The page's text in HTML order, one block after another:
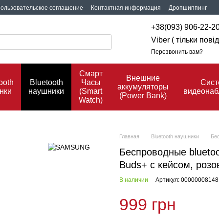
соглашение Контактная информация
Дропшиппинг
+38(093) 906-22-
Viber ( тільки
Перезвонить вам?
Bluetooth
наушники
Смарт
Часы
(Smart
Watch)
Внешние
аккумуляторы
(Power Bank)
Главная Bluetooth наушники
Беспроводные
Buds+ с кейсом,
В наличии Артикул: 00000008148
999 грн